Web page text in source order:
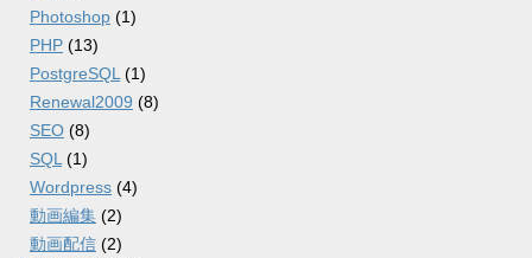
Photoshop (1)
PHP (13)
PostgreSQL(1)
Renewal2009 (8)
SEO (8)
SQL(1)
Wordpress (4)
動画編集 (2)
動画配信 (2)